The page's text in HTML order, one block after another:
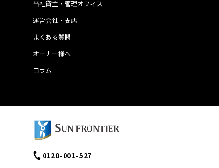
運営会社・支店
よくある質問
当社貸主・管理オフィス
オーナー様へ
コラム
0120-001-527